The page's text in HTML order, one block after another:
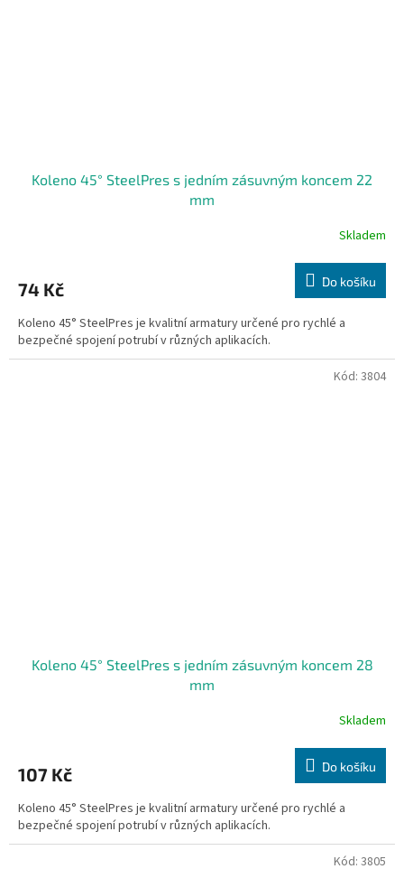
Koleno 45° SteelPres s jedním zásuvným koncem 22
mm
Skladem
74 Kč Do košíku
Koleno 45° SteelPres je kvalitní armatury určené pro rychlé a
bezpečné spojení potrubí v různých aplikacích.
Koleno 45° SteelPres s jedním zásuvným koncem 28
mm
Skladem
107 Kč Do košíku
Koleno 45° SteelPres je kvalitní armatury určené pro rychlé a
bezpečné spojení potrubí v různých aplikacích.
Kód: 3804
Kód: 3805